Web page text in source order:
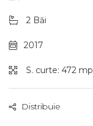
2 Băi
2017
S. curte: 472 mp
Distribuie